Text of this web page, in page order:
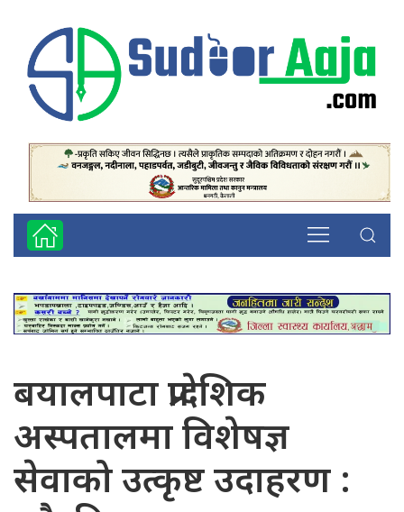
बयालपाटा प्रादेशिक
अस्पतालमा विशेषज्ञ
सेवाको उत्कृष्ट उदाहरण :